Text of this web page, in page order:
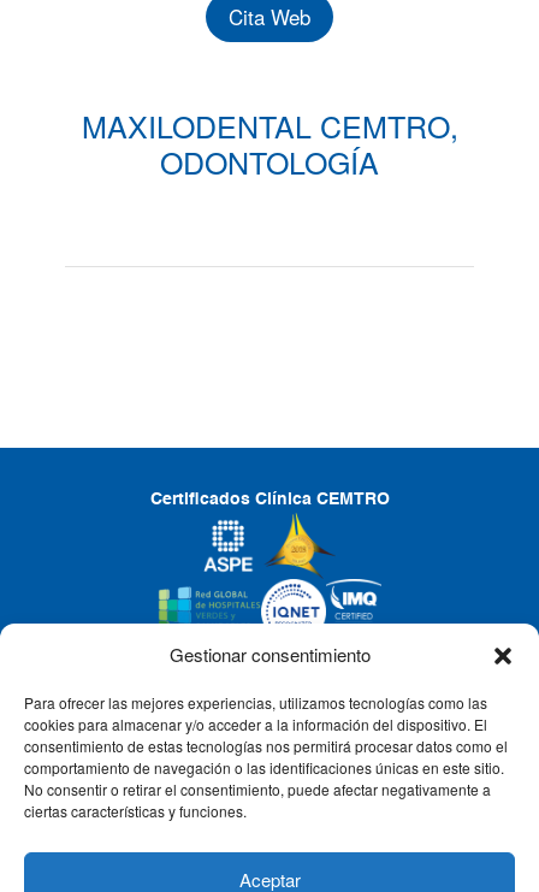
Gestionar consentimiento
Para ofrecer las mejores experiencias, utilizamos tecnologías como las
cookies para almacenar y/o acceder a la información del dispositivo. El
consentimiento de estas tecnologías nos permitirá procesar datos como el
comportamiento de navegación o las identificaciones únicas en este sitio.
No consentir o retirar el consentimiento, puede afectar negativamente a
ciertas características y funciones.
Aceptar
Cita Web
MAXILODENTAL CEMTRO,
ODONTOLOGÍA
Certificados Clínica CEMTRO
CLÍNICA CEMTRO
QUIÉNES SOMOS